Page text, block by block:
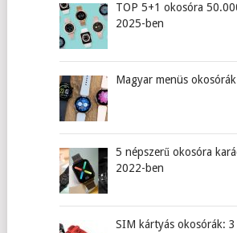
TOP 5+1 okosóra
2025-ben
Magyar menüs
5 népszerű okosóra
2022-ben
SIM kártyás okosórák: